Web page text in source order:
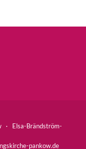
· Elsa-Brändström-
pankow.de